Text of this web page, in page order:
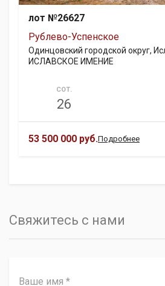
лот №26627
Рублево-Успенское
Одинцовский городской округ,
ИСЛАВСКОЕ ИМЕНИЕ
СОТ.
26
53 500 000 руб.Подробнее
Свяжитесь с нами